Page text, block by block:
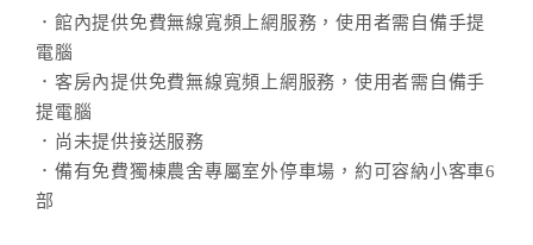
．館內提供免費無線寬頻上網服務，使用者需自備手提
電腦
．客房內提供免費無線寬頻上網服務，使用者需自備手
提電腦
．尚未提供接送服務
．備有免費獨棟農舍專屬室外停車場，約可容納小客車6
部